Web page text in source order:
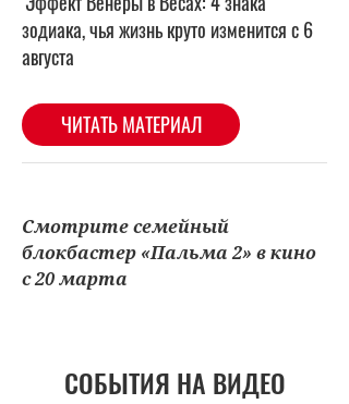
Смотрите семейный
блокбастер «Пальма 2» в кино
с 20 марта
СОБЫТИЯ НА ВИДЕО